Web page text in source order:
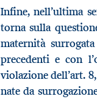
Infine, nell’ultima
torna sulla
maternità
precedenti e con
violazione dell’art.
nate da